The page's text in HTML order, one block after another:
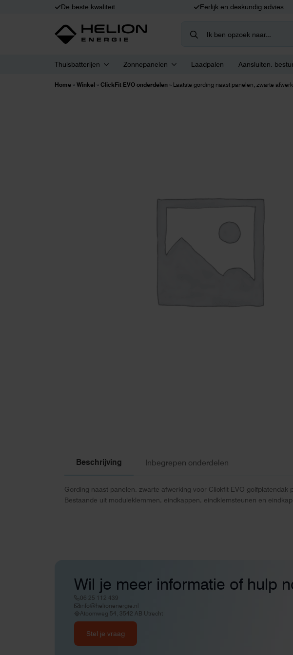
De beste kwaliteit Eerlijk en deskundig advies
for:
Thuisbatterijen Zonnepanelen Laadpalen Aansluiten,
Home » Winkel » ClickFit EVO onderdelen » Laatste gording naast panelen, zwarte
Beschrijving Inbegrepen onderdelen
Gording naast panelen, zwarte afwerking voor Clickfit EVO golfplatendak
Bestaande uit moduleklemmen, eindkappen, eindklemsteunen en
Wil je meer informatie of hulp
06 25 112 439
info@helionenergie.nl
Atoomweg 54, 3542 AB Utrecht
Stel je vraag